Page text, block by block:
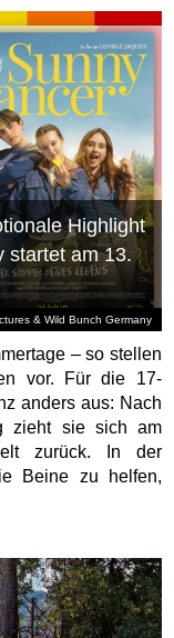
& Wild Bunch Germany
Highlight
startet am 13.
– so stellen
vor. Für die 17-
anders aus: Nach
zieht sie sich am
zurück. In der
Beine zu helfen,